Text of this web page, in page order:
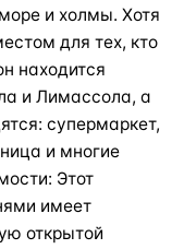
и холмы. Хотя
для тех, кто
находится
и Лимассола, а
супермаркет,
и многие
Этот
имеет
открытой